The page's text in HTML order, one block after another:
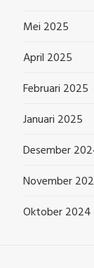
Mei 2025
April 2025
Februari 2025
Januari 2025
Desember
November
Oktober 2024